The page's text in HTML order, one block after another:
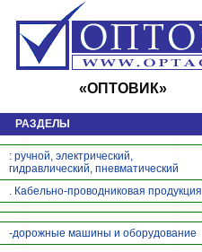
«ОПТОВИК»
РАЗДЕЛЫ
: ручной, электрический,
гидравлический, пневматический
. Кабельно-проводниковая продукция
-дорожные машины и оборудование